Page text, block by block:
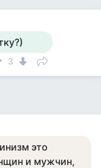
3
это
и мужчин,